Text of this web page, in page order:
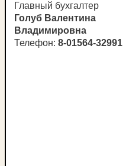
Главный бухгалтер
Голуб Валентина
Владимировна
Телефон: 8-01564-32991